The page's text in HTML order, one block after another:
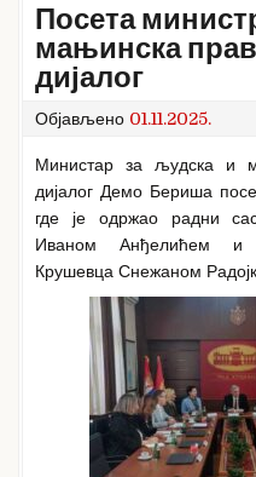
Посета
мањинска
дијалог
Објављено 01.11.2025.
Министар за људска и
дијалог Демо Бериша
где је одржао радни
Иваном Анђелићем и
Крушевца Снежаном